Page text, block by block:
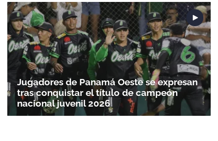
Jugadores de Panamá Oeste se expresan
tras conquistar el título de campeón
nacional juvenil 2026